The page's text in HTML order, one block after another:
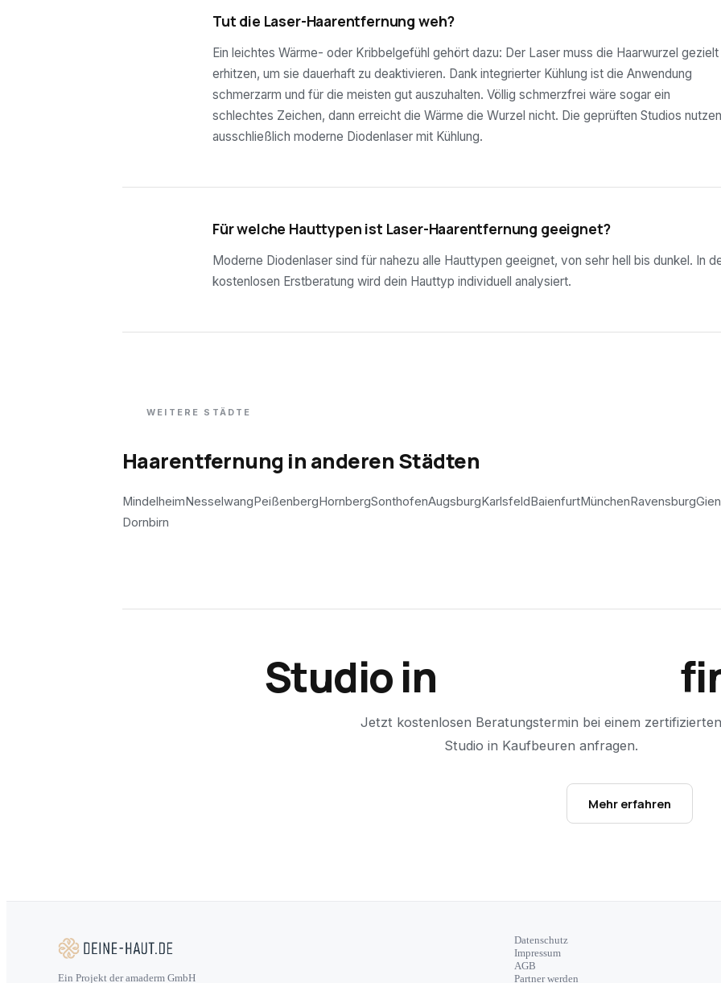
Tut die Laser-Haarentfernung weh?
Ein leichtes Wärme- oder Kribbelgefühl gehört dazu: Der Laser muss die Haarwurzel gezielt
erhitzen, um sie dauerhaft zu deaktivieren. Dank integrierter Kühlung ist die Anwendung
schmerzarm und für die meisten gut auszuhalten. Völlig schmerzfrei wäre sogar ein
schlechtes Zeichen, dann erreicht die Wärme die Wurzel nicht. Die geprüften Studios nutzen
ausschließlich moderne Diodenlaser mit Kühlung.
Für welche Hauttypen ist Laser-Haarentfernung geeignet?
Moderne Diodenlaser sind für nahezu alle Hauttypen geeignet, von sehr hell bis dunkel. In
kostenlosen Erstberatung wird dein Hauttyp individuell analysiert.
WEITERE STÄDTE
Haarentfernung in anderen Städten
MindelheimNesselwangPeißenbergHornbergSonthofenAugsburgKarlsfeldBaienfurtMünchenRavensburg
Dornbirn
Studio in
Jetzt kostenlosen Beratungstermin bei einem zertifizierten
Studio in Kaufbeuren anfragen.
Mehr erfahren
Ein Projekt der amaderm GmbH
Datenschutz
Impressum
AGB
Partner werden